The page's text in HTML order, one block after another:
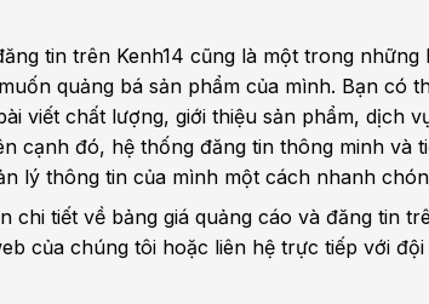
tin trên Kenh14 cũng là một trong
quảng bá sản phẩm của mình. Bạn có
viết chất lượng, giới thiệu sản phẩm, dịch
cạnh đó, hệ thống đăng tin thông minh và
lý thông tin của mình một cách nhanh
chi tiết về bảng giá quảng cáo và đăng tin
của chúng tôi hoặc liên hệ trực tiếp với